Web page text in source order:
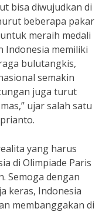
bisa diwujudkan di
beberapa pakar
meraih medali
Indonesia memiliki
bulutangkis,
semakin
juga turut
ujar salah satu
yang harus
di Olimpiade Paris
Semoga dengan
keras, Indonesia
membanggakan di